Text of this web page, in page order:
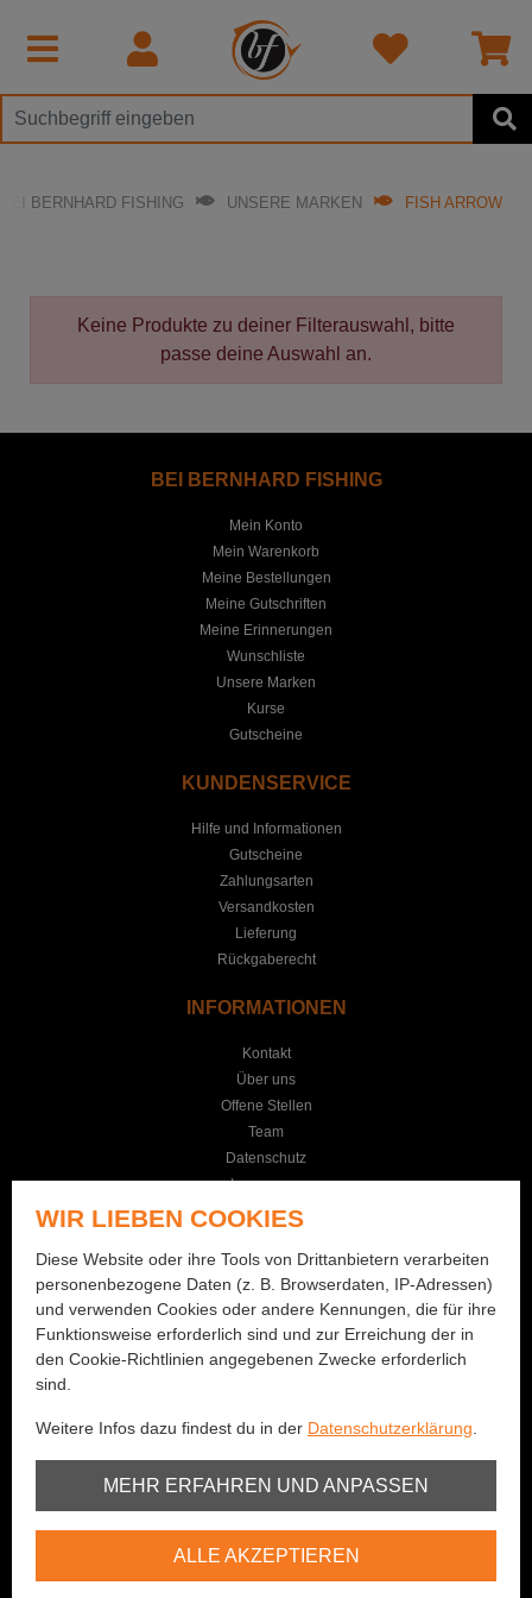
BEI BERNHARD FISHING UNSERE MARKEN FISH ARROW
Keine Produkte zu deiner Filterauswahl, bitte
passe deine Auswahl an.
BEI BERNHARD FISHING
Mein Konto
Mein Warenkorb
Meine Bestellungen
Meine Gutschriften
Meine Erinnerungen
Wunschliste
Unsere Marken
Kurse
Gutscheine
KUNDENSERVICE
Hilfe und Informationen
Gutscheine
Zahlungsarten
Versandkosten
Lieferung
Rückgaberecht
INFORMATIONEN
Kontakt
Über uns
Offene Stellen
Team
Datenschutz
Impressum
AGB
KONTAKT
Seilereistrasse 19
3114 Wichtrach
+41 (0)31 781 01 77
Montag geschlossen
Dienstag bis Freitag:
08:00 - 12:00 Uhr / 13:30 - 18:30 Uhr
Samstag:
08:00 - 16:00 Uhr
WIR LIEBEN COOKIES
Diese Website oder ihre Tools von Drittanbietern verarbeiten
personenbezogene Daten (z. B. Browserdaten, IP-Adressen)
und verwenden Cookies oder andere Kennungen, die für ihre
Funktionsweise erforderlich sind und zur Erreichung der in
den Cookie-Richtlinien angegebenen Zwecke erforderlich
sind.
Weitere Infos dazu findest du in der Datenschutzerklärung
Unbedingt erforderlich
MEHR ERFAHREN UND ANPASSEN
ALLE AKZEPTIEREN